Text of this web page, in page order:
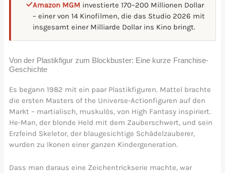
Amazon MGM investierte 170–200 Millionen Dollar
– einer von 14 Kinofilmen, die das Studio 2026 mit
insgesamt einer Milliarde Dollar ins Kino bringt.
Von der Plastikfigur zum Blockbuster: Eine kurze Franchise-
Geschichte
Es begann 1982 mit ein paar Plastikfiguren. Mattel brachte
die ersten Masters of the Universe-Actionfiguren auf den
Markt – martialisch, muskulös, von High Fantasy inspiriert.
He-Man, der blonde Held mit dem Zauberschwert, und sein
Erzfeind Skeletor, der blaugesichtige Schädelzauberer,
wurden zu Ikonen einer ganzen Kindergeneration.
Dass man daraus eine Zeichentrickserie machte, war